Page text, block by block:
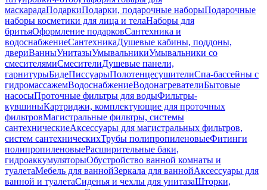
маскарадаПодаркиПодарки, подарочные наборыПодарочные
наборы косметики для лица и телаНаборы для
бритьяОформление подарковСантехника и
водоснабжениеСантехникаДушевые кабины, поддоны,
двериВанныУнитазыУмывальникиУмывальники со
смесителямиСмесителиДушевые панели,
гарнитурыБидеПиссуарыПолотенцесушителиСпа-бассейны с
гидромассажемВодоснабжениеВодонагревателиБытовые
насосыПроточные фильтры для водыФильтры-
кувшиныКартриджи, комплектующие для проточных
фильтровМагистральные фильтры, системы
сантехническиеАксессуары для магистральных фильтров,
систем сантехническихТрубы полипропиленовыеФитинги
полипропиленовыеРасширительные баки,
гидроаккумуляторыОбустройство ванной комнаты и
туалетаМебель для ваннойЗеркала для ваннойАксессуары для
ванной и туалетаСиденья и чехлы для унитазаШторки,